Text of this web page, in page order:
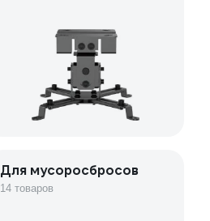
Для мусоросбросов
14 товаров